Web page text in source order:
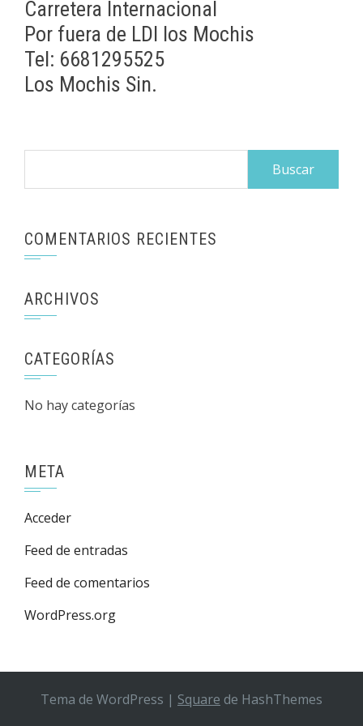
Carretera Internacional
Por fuera de LDI los Mochis
Tel: 6681295525
Los Mochis Sin.
COMENTARIOS RECIENTES
ARCHIVOS
CATEGORÍAS
No hay categorías
META
Acceder
Feed de entradas
Feed de comentarios
WordPress.org
Tema de WordPress | Square de HashThemes